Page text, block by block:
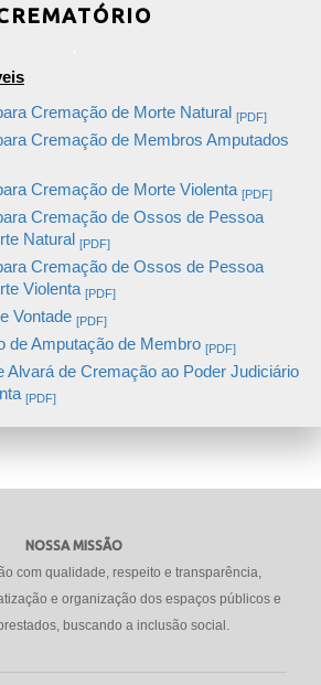
Cremação de Morte Natural [PDF]
Cremação de Membros Amputados
Cremação de Morte Violenta [PDF]
Cremação de Ossos de Pessoa
Natural [PDF]
Cremação de Ossos de Pessoa
Violenta [PDF]
Vontade [PDF]
de Amputação de Membro [PDF]
Alvará de Cremação ao Poder Judiciário
[PDF]
NOSSA MISSÃO
com qualidade, respeito e transparência,
e organização dos espaços públicos e
buscando a inclusão social.